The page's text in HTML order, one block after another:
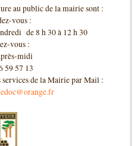
au public de la mairie sont :
vous :
de 8 h 30 à 12 h 30
vous :
midi
59 57 13
services de la Mairie par Mail :